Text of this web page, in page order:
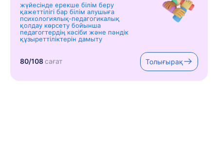
жүйесінде ерекше білім беру
қажеттілігі бар білім алушыға
психологиялық-педагогикалық
қолдау көрсету бойынша
педагогтердің кәсіби және пәндік
құзыреттіліктерін дамыту
80/108сағат Толығырақ